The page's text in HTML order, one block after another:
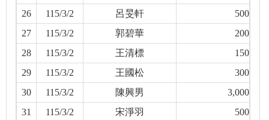
26
115/3/2 呂旻軒
500
27
115/3/2 郭碧華
200
28
115/3/2 王清標
150
29
115/3/2 王國松
300
30
115/3/2 陳興男
3,000
31
115/3/2 宋淨羽
500